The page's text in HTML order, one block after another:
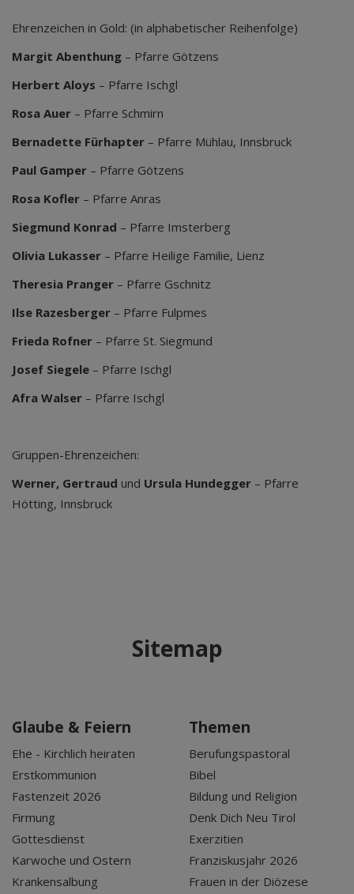
Ehrenzeichen in Gold: (in alphabetischer Reihenfolge)
Margit Abenthung – Pfarre Götzens
Herbert Aloys – Pfarre Ischgl
Rosa Auer – Pfarre Schmirn
Bernadette Fürhapter – Pfarre Mühlau, Innsbruck
Paul Gamper – Pfarre Götzens
Rosa Kofler – Pfarre Anras
Siegmund Konrad – Pfarre Imsterberg
Olivia Lukasser – Pfarre Heilige Familie, Lienz
Theresia Pranger – Pfarre Gschnitz
Ilse Razesberger – Pfarre Fulpmes
Frieda Rofner – Pfarre St. Siegmund
Josef Siegele – Pfarre Ischgl
Afra Walser – Pfarre Ischgl
Gruppen-Ehrenzeichen:
Werner, Gertraud und Ursula Hundegger – Pfarre
Hötting, Innsbruck
Sitemap
Glaube & Feiern
Ehe - Kirchlich heiraten
Erstkommunion
Fastenzeit 2026
Firmung
Gottesdienst
Karwoche und Ostern
Krankensalbung
Themen
Berufungspastoral
Bibel
Bildung und Religion
Denk Dich Neu Tirol
Exerzitien
Franziskusjahr 2026
Frauen in der Diözese